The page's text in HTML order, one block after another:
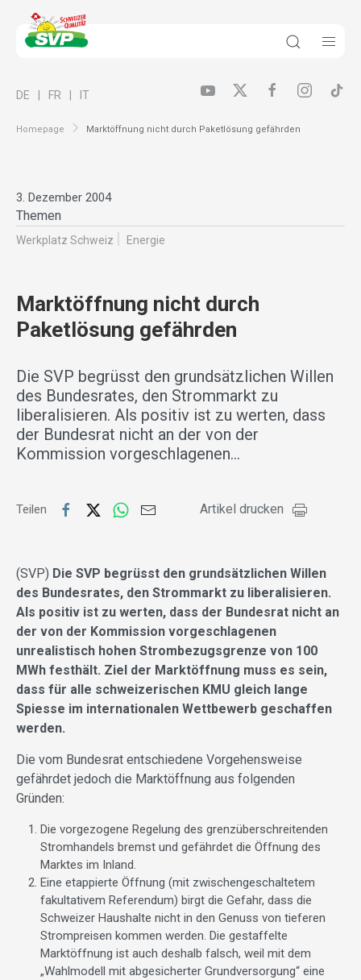
Homepage Marktöffnung nicht durch Paketlösung gefährden
DE FR IT
3. Dezember 2004
Themen
Werkplatz Schweiz Energie
Marktöffnung nicht durch
Paketlösung gefährden
Die SVP begrüsst den grundsätzlichen Willen
des Bundesrates, den Strommarkt zu
liberalisieren. Als positiv ist zu werten, dass
der Bundesrat nicht an der von der
Kommission vorgeschlagenen…
Teilen Artikel drucken
(SVP) Die SVP begrüsst den grundsätzlichen Willen
des Bundesrates, den Strommarkt zu liberalisieren.
Als positiv ist zu werten, dass der Bundesrat nicht an
der von der Kommission vorgeschlagenen
unrealistisch hohen Strombezugsgrenze von 100
MWh festhält. Ziel der Marktöffnung muss es sein,
dass für alle schweizerischen KMU gleich lange
Spiesse im internationalen Wettbewerb geschaffen
werden.
Die vom Bundesrat entschiedene Vorgehensweise
gefährdet jedoch die Marktöffnung aus folgenden
Gründen:
Die vorgezogene Regelung des grenzüberschreitenden
Stromhandels bremst und gefährdet die Öffnung des
Marktes im Inland.
Eine etappierte Öffnung (mit zwischengeschaltetem
fakultativem Referendum) birgt die Gefahr, dass die
Schweizer Haushalte nicht in den Genuss von tieferen
Strompreisen kommen werden. Die gestaffelte
Marktöffnung ist auch deshalb falsch, weil mit dem
„Wahlmodell mit abgesicherter Grundversorgung“ eine